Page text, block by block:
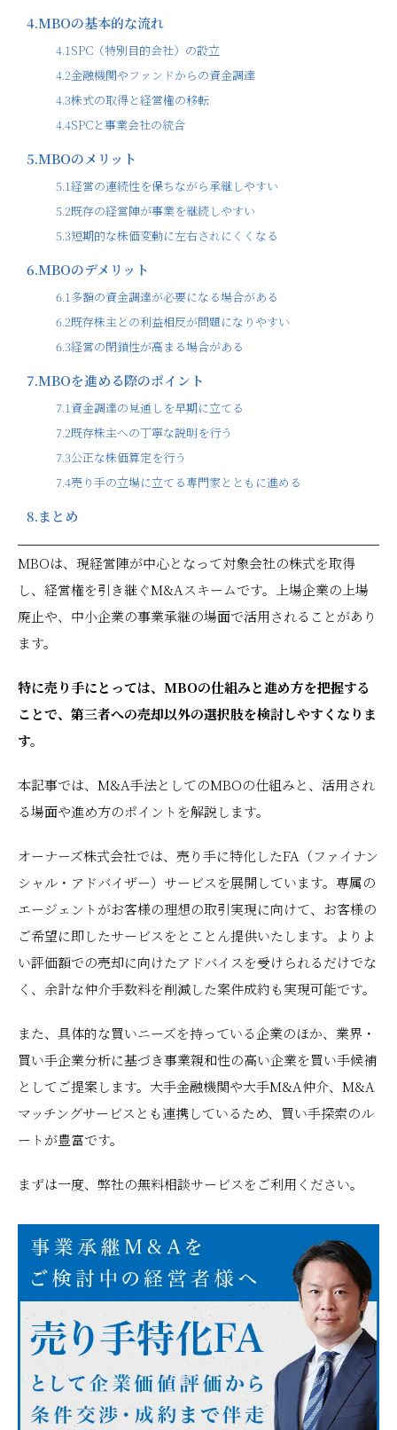
4.MBOの基本的な流れ
4.1SPC（特別目的会社）の設立
4.2金融機関やファンドからの資金調達
4.3株式の取得と経営権の移転
4.4SPCと事業会社の統合
5.MBOのメリット
5.1経営の連続性を保ちながら承継しやすい
5.2既存の経営陣が事業を継続しやすい
5.3短期的な株価変動に左右されにくくなる
6.MBOのデメリット
6.1多額の資金調達が必要になる場合がある
6.2既存株主との利益相反が問題になりやすい
6.3経営の閉鎖性が高まる場合がある
7.MBOを進める際のポイント
7.1資金調達の見通しを早期に立てる
7.2既存株主への丁寧な説明を行う
7.3公正な株価算定を行う
7.4売り手の立場に立てる専門家とともに進める
8.まとめ
MBOは、現経営陣が中心となって対象会社の株式を取得
し、経営権を引き継ぐM&Aスキームです。上場企業の上場
廃止や、中小企業の事業承継の場面で活用されることがあり
ます。
特に売り手にとっては、MBOの仕組みと進め方を把握する
ことで、第三者への売却以外の選択肢を検討しやすくなりま
す。
本記事では、M&A手法としてのMBOの仕組みと、活用され
る場面や進め方のポイントを解説します。
オーナーズ株式会社では、売り手に特化したFA（ファイナン
シャル・アドバイザー）サービスを展開しています。専属の
エージェントがお客様の理想の取引実現に向けて、お客様の
ご希望に即したサービスをとことん提供いたします。よりよ
い評価額での売却に向けたアドバイスを受けられるだけでな
く、余計な仲介手数料を削減した案件成約も実現可能です。
また、具体的な買いニーズを持っている企業のほか、業界・
買い手企業分析に基づき事業親和性の高い企業を買い手候補
としてご提案します。大手金融機関や大手M&A仲介、M&A
マッチングサービスとも連携しているため、買い手探索のル
ートが豊富です。
まずは一度、弊社の無料相談サービスをご利用ください。